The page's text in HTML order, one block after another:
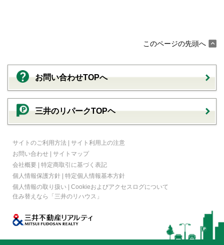
このページの先頭へ
お問い合わせTOPへ
三井のリパークTOPヘ
サイトのご利用方法 | サイト利用上の注意
お問い合わせ | サイトマップ
会社概要 | 特定商取引に基づく表記
個人情報保護方針 | 特定個人情報基本方針
個人情報の取り扱い | Cookieおよびアクセスログについて
住み替えなら
「三井のリハウス」